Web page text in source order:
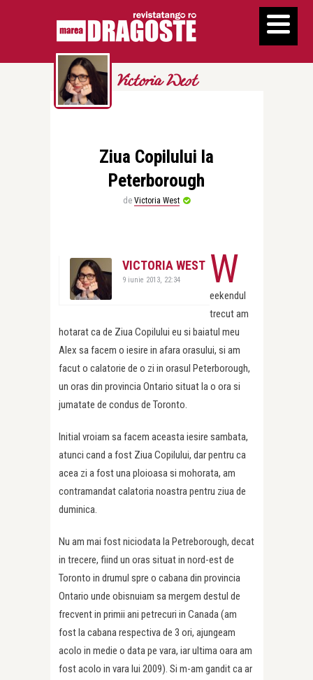
Victoria West
Ziua Copilului la
Peterborough
de Victoria West
VICTORIA WEST
9 iunie 2013, 22:34 W
eekendul
trecut am
hotarat ca de Ziua Copilului eu si baiatul meu
Alex sa facem o iesire in afara orasului, si am
facut o calatorie de o zi in orasul Peterborough,
un oras din provincia Ontario situat la o ora si
jumatate de condus de Toronto.
Initial vroiam sa facem aceasta iesire sambata,
atunci cand a fost Ziua Copilului, dar pentru ca
acea zi a fost una ploioasa si mohorata, am
contramandat calatoria noastra pentru ziua de
duminica.
Nu am mai fost niciodata la Petreborough, decat
in trecere, fiind un oras situat in nord-est de
Toronto in drumul spre o cabana din provincia
Ontario unde obisnuiam sa mergem destul de
frecvent in primii ani petrecuri in Canada (am
fost la cabana respectiva de 3 ori, ajungeam
acolo in medie o data pe vara, iar ultima oara am
fost acolo in vara lui 2009). Si m-am gandit ca ar